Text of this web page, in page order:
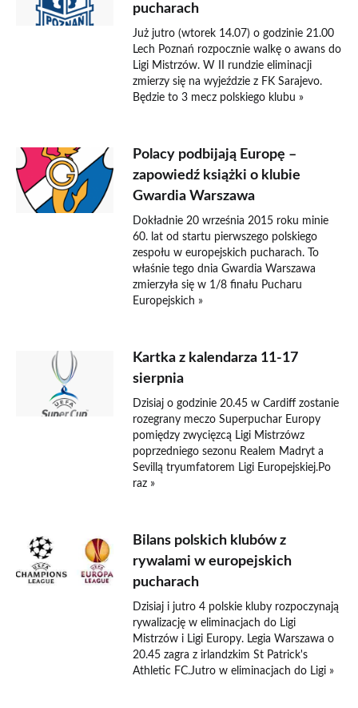
pucharach
Już jutro (wtorek 14.07) o godzinie 21.00
Lech Poznań rozpocznie walkę o awans do
Ligi Mistrzów. W II rundzie eliminacji
zmierzy się na wyjeździe z FK Sarajevo.
Będzie to 3 mecz polskiego klubu »
Polacy podbijają Europę –
zapowiedź książki o klubie
Gwardia Warszawa
Dokładnie 20 września 2015 roku minie
60. lat od startu pierwszego polskiego
zespołu w europejskich pucharach. To
właśnie tego dnia Gwardia Warszawa
zmierzyła się w 1/8 finału Pucharu
Europejskich »
Kartka z kalendarza 11-17
sierpnia
Dzisiaj o godzinie 20.45 w Cardiff zostanie
rozegrany meczo Superpuchar Europy
pomiędzy zwycięzcą Ligi Mistrzówz
poprzedniego sezonu Realem Madryt a
Sevillą tryumfatorem Ligi Europejskiej.Po
raz »
Bilans polskich klubów z
rywalami w europejskich
pucharach
Dzisiaj i jutro 4 polskie kluby rozpoczynają
rywalizację w eliminacjach do Ligi
Mistrzów i Ligi Europy. Legia Warszawa o
20.45 zagra z irlandzkim St Patrick's
Athletic FC.Jutro w eliminacjach do Ligi »